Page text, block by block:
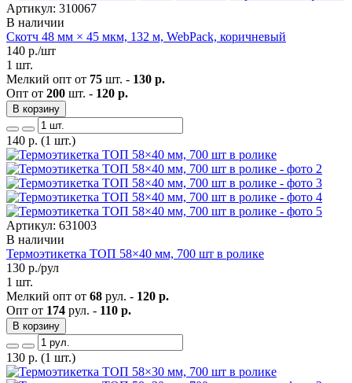
Артикул: 310067
В наличии
Скотч 48 мм × 45 мкм, 132 м, WebPack, коричневый
140 р./шт
1 шт.
Мелкий опт от 75 шт. - 130 р.
Опт от 200 шт. - 120 р.
В корзину
140 р. (1 шт.)
Артикул: 631003
В наличии
Термоэтикетка ТОП 58×40 мм, 700 шт в ролике
130 р./рул
1 шт.
Мелкий опт от 68 рул. - 120 р.
Опт от 174 рул. - 110 р.
В корзину
130 р. (1 шт.)